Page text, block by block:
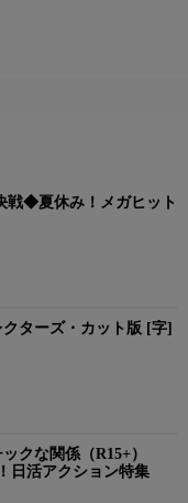
戦◆夏休み！メガヒット
ターズ・カット版 [字]
クな関係（R15+）
日活アクション特集